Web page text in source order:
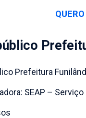
Prefeitura
SEAP –